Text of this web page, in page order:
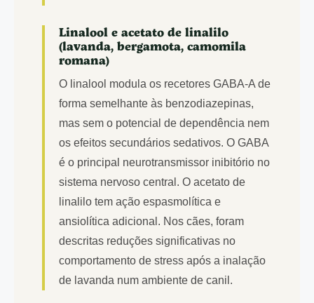
Linalool e acetato de linalilo
(lavanda, bergamota, camomila
romana)
O linalool modula os recetores GABA-A de
forma semelhante às benzodiazepinas,
mas sem o potencial de dependência nem
os efeitos secundários sedativos. O GABA
é o principal neurotransmissor inibitório no
sistema nervoso central. O acetato de
linalilo tem ação espasmolítica e
ansiolítica adicional. Nos cães, foram
descritas reduções significativas no
comportamento de stress após a inalação
de lavanda num ambiente de canil.